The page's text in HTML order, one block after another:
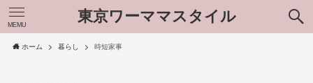
東京ワーママスタイル
MEMU
ホーム 暮らし 時短家事